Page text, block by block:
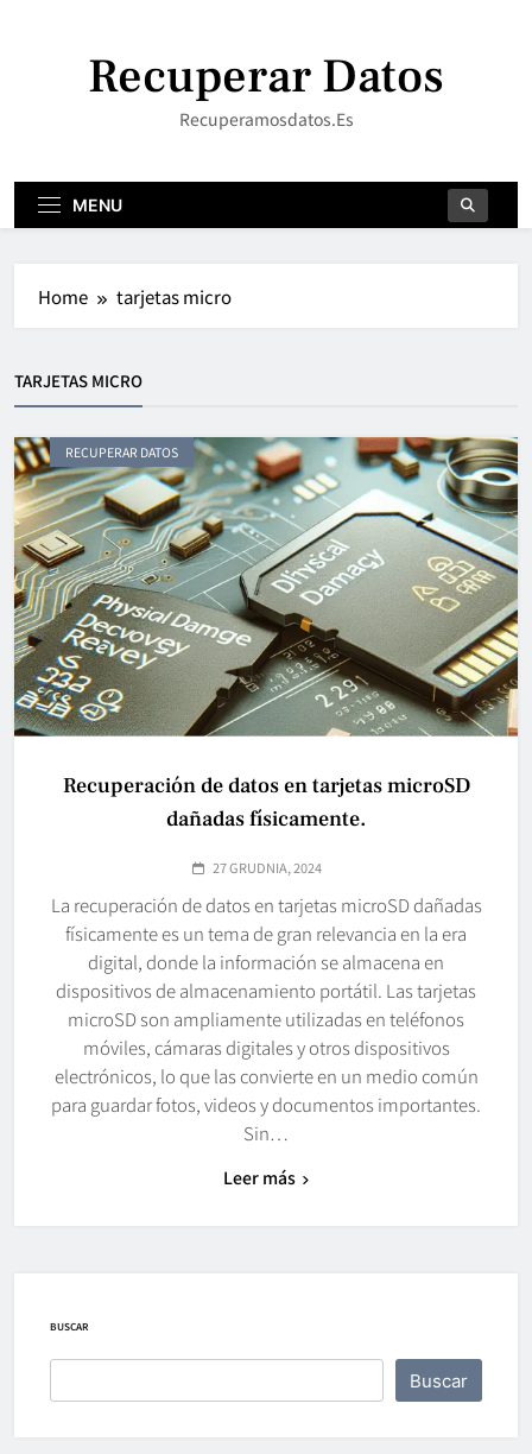
Recuperar Datos
Recuperamosdatos.es
MENU
Home tarjetas micro
TARJETAS MICRO
RECUPERAR DATOS
Recuperación de datos en tarjetas microSD
dañadas físicamente.
27 GRUDNIA, 2024
La recuperación de datos en tarjetas microSD dañadas
físicamente es un tema de gran relevancia en la era
digital, donde la información se almacena en
dispositivos de almacenamiento portátil. Las tarjetas
microSD son ampliamente utilizadas en teléfonos
móviles, cámaras digitales y otros dispositivos
electrónicos, lo que las convierte en un medio común
para guardar fotos, videos y documentos importantes.
Sin…
Leer más
BUSCAR
Buscar